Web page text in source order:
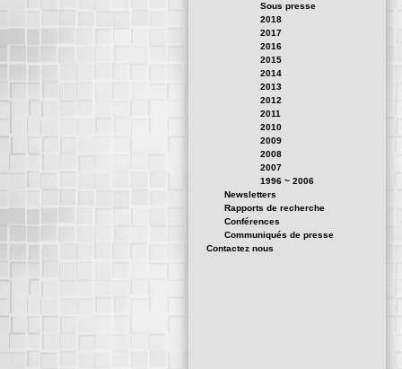
Sous presse
2018
2017
2016
2015
2014
2013
2012
2011
2010
2009
2008
2007
1996 ~ 2006
Newsletters
Rapports de recherche
Conférences
Communiqués de presse
Contactez nous